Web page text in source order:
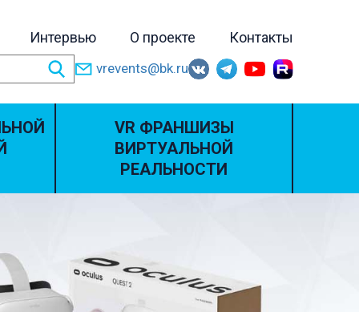
Интервью О проекте Контакты
vrevents@bk.ru
VR ФРАНШИЗЫ
ВИРТУАЛЬНОЙ
РЕАЛЬНОСТИ